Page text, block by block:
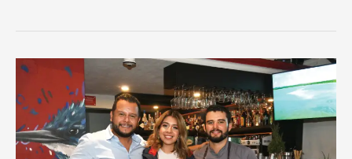
Teniente
Coronel
Músico,
José
Ventura
Gil